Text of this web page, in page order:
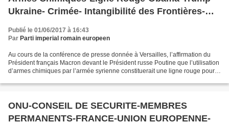
Ukraine- Crimée- Intangibilité des Frontières-
Droit des peuples à disposer d’eux-mêmes-
Partition-Indépendance-Fédéralisation
Publié le 01/06/2017 à 16:43
Par Parti imperial romain europeen
Au cours de la conférence de presse donnée à Versailles, l’affirmation du
Président français Macron devant le Président russe Poutine que l’utilisation
d’armes chimiques par l’armée syrienne constituerait une ligne rouge pour
ONU-CONSEIL DE SECURITE-MEMBRES
PERMANENTS-FRANCE-UNION EUROPENNE-